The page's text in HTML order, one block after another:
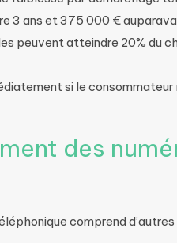
3 ans et 375 000 €
peuvent atteindre 20% du
si le
des
comprend d’autres